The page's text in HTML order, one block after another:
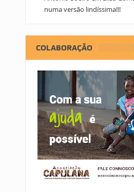
numa versão lindíssima!!!
COLABORAÇÃO